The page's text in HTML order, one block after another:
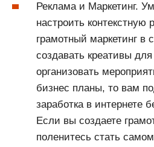
Реклама и Маркетинг.
настроить контекстную
грамотный маркетинг в
создавать креативы
организовать
бизнес планы, то вам
заработка в интернете
Если вы создаете
поленитесь стать